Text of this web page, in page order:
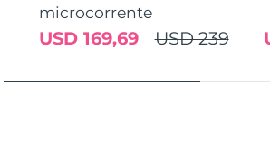
microcorrente
USD 239
USD 169,69